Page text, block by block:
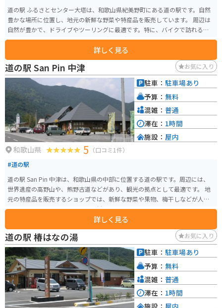
道の駅 ふるさとセンター大塔は、和歌山県紀美野町にある道の駅です。自然
豊かな場所に位置し、地元の新鮮な野菜や特産品を販売しています。 周辺は
自然が豊かで、ドライブやツーリングに最適です。特に、バイクで訪れる方
は、高野龍神スカイラインのワインディングロードがおすすめです。道の駅
には、バイクスタンドも設置されているので安心です。 地元の名産品として
は、梅干しや梅酒、柿の葉寿司などが有名です。道の駅内のレストランで
は、地元の食材を使った料理を楽しむことができます。
詳しく見る
道の駅 San Pin 中津 お気に入り
和歌山県 5 （口コミ1件）
#道の駅
道の駅 San Pin 中津は、和歌山県の中部に位置する道の駅です。周辺には、
世界遺産の高野山や、熊野古道などがあり、観光の拠点として最適です。 地
元の特産品を販売するショップでは、新鮮な野菜や果物、梅干しなどが人気
です。レストランでは、地元の食材を使った料理を楽しむことができます。
バイクで訪れる場合、道の駅には広い駐車場が完備されているので安心で
す。また、周辺には、高野山や熊野古道など、ツーリングに最適なスポットが
たくさんあります。
詳しく見る
駐車： 駐車場あり
予算： 無料
混雑： 普通
滞在： 1時間
施設： 屋内
道の駅 椿はなの湯 お気に入り
駐車： 駐車場あり
予算： 無料
混雑： 普通
滞在： 1時間